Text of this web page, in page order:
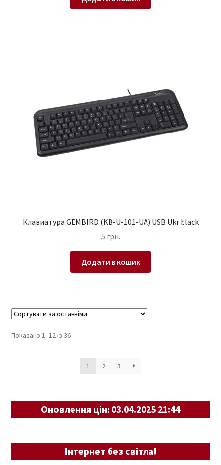
Клавиатура GEMBIRD (KB-U-101-UA) USB Ukr black
5 грн.
Додати в кошик
Показано 1–12 із 36Sorted
latest
1
2 3
Оновлення цін: 03.04.2025 21:44
Інтернет без світла!